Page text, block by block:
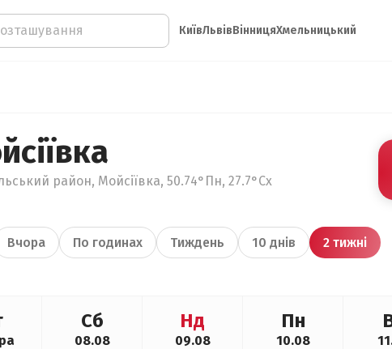
КиївЛьвівВінницяХмельницький
район, Мойсіївка, 50.74°Пн, 27.7°Сх
Вчора По годинах Тиждень 10 днів 2 тижні
Сб
08.08
Нд
09.08
Пн
10.08